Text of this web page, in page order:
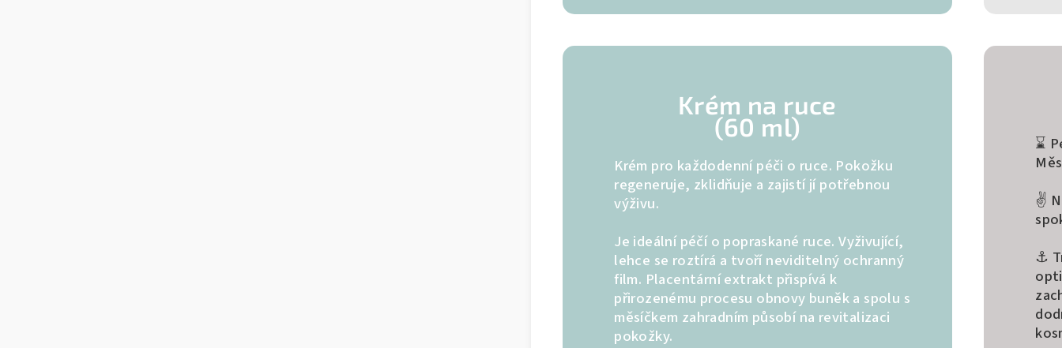
Krém na ruce
(60 ml)
Krém pro každodenní péči o ruce. Pokožku
regeneruje, zklidňuje a zajistí jí potřebnou
výživu.
Je ideální péčí o popraskané ruce. Vyživující,
lehce se roztírá a tvoří neviditelný ochranný
film. Placentární extrakt přispívá k
přirozenému procesu obnovy buněk a spolu s
měsíčkem zahradním působí na revitalizaci
pokožky.
⌛
✌️
⚓